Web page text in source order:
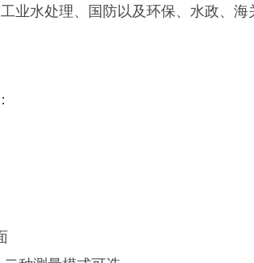
业水处理、国防以及环保、水政、